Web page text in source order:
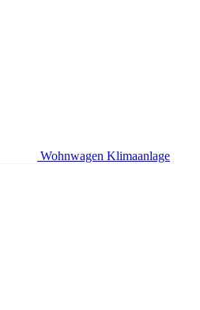
Wohnwagen Klimaanlage